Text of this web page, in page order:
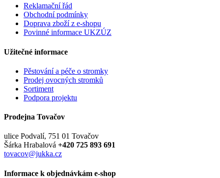
Reklamační řád
Obchodní podmínky
Doprava zboží z e-shopu
Povinné informace UKZÚZ
Užitečné informace
Pěstování a péče o stromky
Prodej ovocných stromků
Sortiment
Podpora projektu
Prodejna Tovačov
ulice Podvalí, 751 01 Tovačov
Šárka Hrabalová +420 725 893 691
tovacov@jukka.cz
Informace k objednávkám e-shop